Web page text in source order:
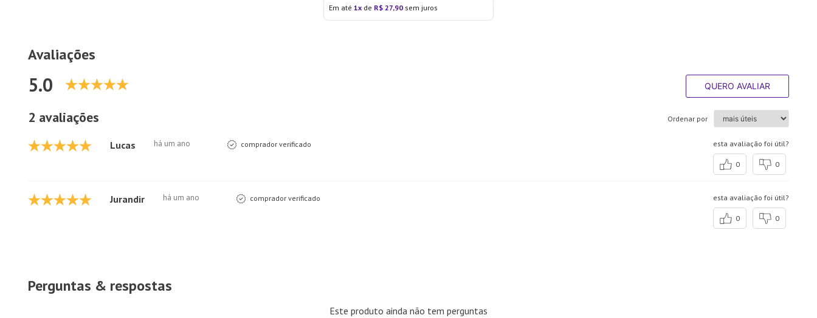
Em até 1 de R$ 27,90 sem juros
Avaliações
5.0 QUERO AVALIAR
2 avaliações Ordenar por
Lucas há um ano comprador verificado esta avaliação foi útil?
0 0
Jurandir há um ano comprador verificado esta avaliação foi útil?
0 0
Perguntas & respostas
Este produto ainda não tem perguntas